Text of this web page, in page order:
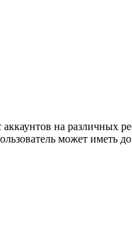
на различных
может иметь